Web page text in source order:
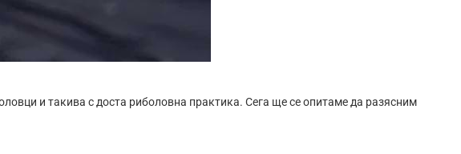
и такива с доста риболовна практика. Сега ще се опитаме да разясним